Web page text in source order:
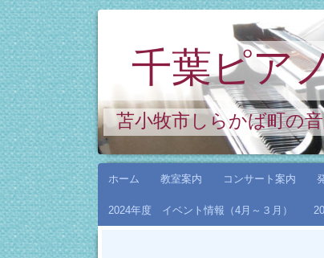
千葉ピア
苫小牧市しらかば町の
コ
ホーム 教室案内 コンサート案内
2024年度 イベント情報（4月～３月）